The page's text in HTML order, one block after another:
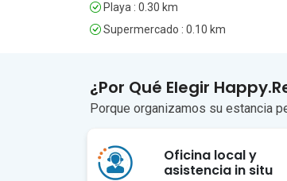
Playa : 0.30 km
Supermercado : 0.10 km
¿Por Qué Elegir
Porque organizamos su estancia
Oficina local y
asistencia in situ